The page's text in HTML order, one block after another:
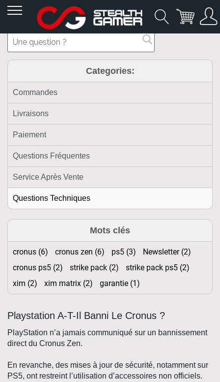
Allez
au
contenu
Playstation A-T-Il Banni Le Cronus ?
PlayStation n’a jamais communiqué sur un bannissement
direct du Cronus Zen.
En revanche, des mises à jour de sécurité, notamment sur
PS5, ont restreint l’utilisation d’accessoires non officiels.
Categories:
Commandes
Livraisons
Paiement
Questions Fréquentes
Service Après Vente
Questions Techniques
Mots clés
cronus (6) cronus zen (6) ps5 (3)
Newsletter (2)
cronus ps5 (2)
strike pack (2)
strike pack ps5 (2)
xim (2)
xim matrix (2) garantie (1)